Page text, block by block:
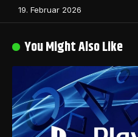
19. Februar 2026
You Might Also Like